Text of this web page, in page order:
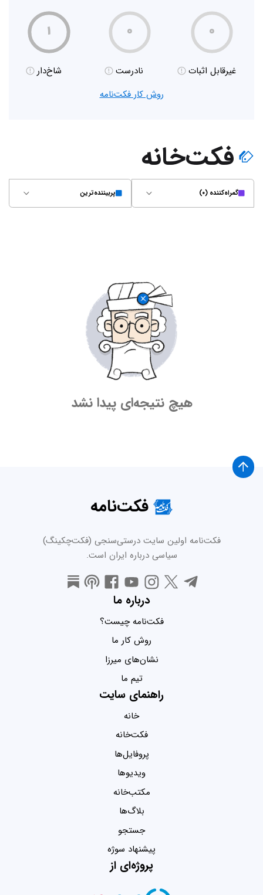
۰
غیر‌قابل اثبات
۰
نادرست
۱
شاخ‌دار
روش کار فکت‌نامه
فکت‌خانه
گمراه‌کننده (۰) پربیننده‌ترین
هیچ نتیجه‌ای پیدا نشد
فکت‌نامه
فکت‌نامه اولین سایت درستی‌سنجی (فکت‌چکینگ)
سیاسی درباره ایران است.
درباره ما
فکت‌نامه چیست؟
روش کار ما
نشان‌های میرزا
تیم ما
راهنمای سایت
خانه
فکت‌خانه
پروفایل‌ها
ویدیو‌ها
مکتب‌خانه
بلاگ‌ها
جستجو
پیشنهاد سوژه
پروژه‌ای از